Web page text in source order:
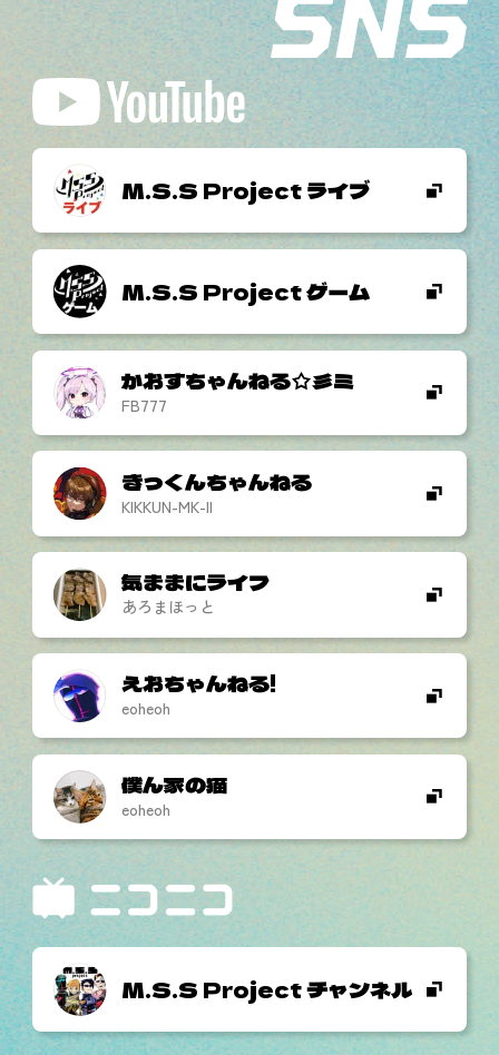
M.S.S Project ライブ
M.S.S Project ゲーム
かおすちゃんねる☆彡ミ
FB777
きっくんちゃんねる
KIKKUN-MK-II
気ままにライフ
あろまほっと
えおちゃんねる!
eoheoh
僕ん家の猫
eoheoh
M.S.S Project チャンネル